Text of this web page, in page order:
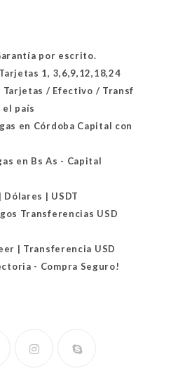
por escrito.
1, 3,6,9,12,18,24
Tarjetas / Efectivo / Transf
el país
en Córdoba Capital con
en Bs As - Capital
Dólares | USDT
Transferencias USD
| Transferencia USD
- Compra Seguro!